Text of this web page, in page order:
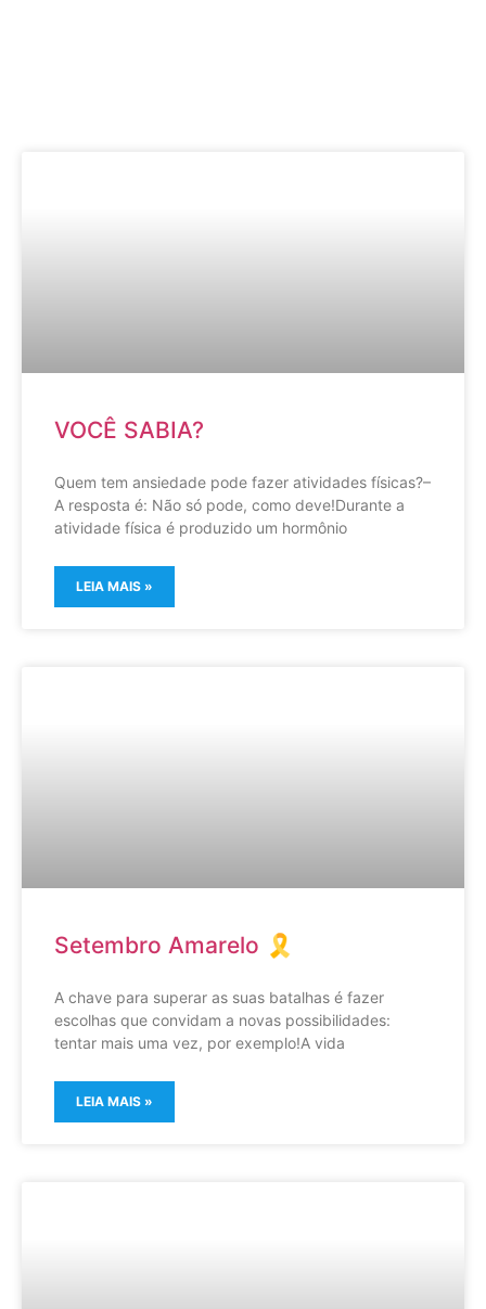
VOCÊ SABIA?
Quem tem ansiedade pode fazer atividades físicas?–
A resposta é: Não só pode, como deve!Durante a
atividade física é produzido um hormônio
LEIA MAIS »
Setembro Amarelo 🎗️
A chave para superar as suas batalhas é fazer
escolhas que convidam a novas possibilidades:
tentar mais uma vez, por exemplo!A vida
LEIA MAIS »